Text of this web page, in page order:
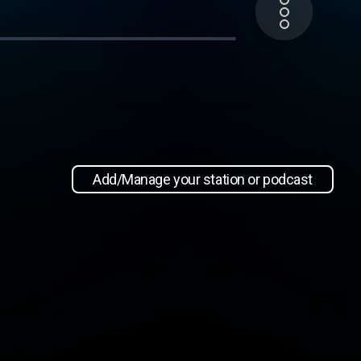
Add/Manage your station or podcast